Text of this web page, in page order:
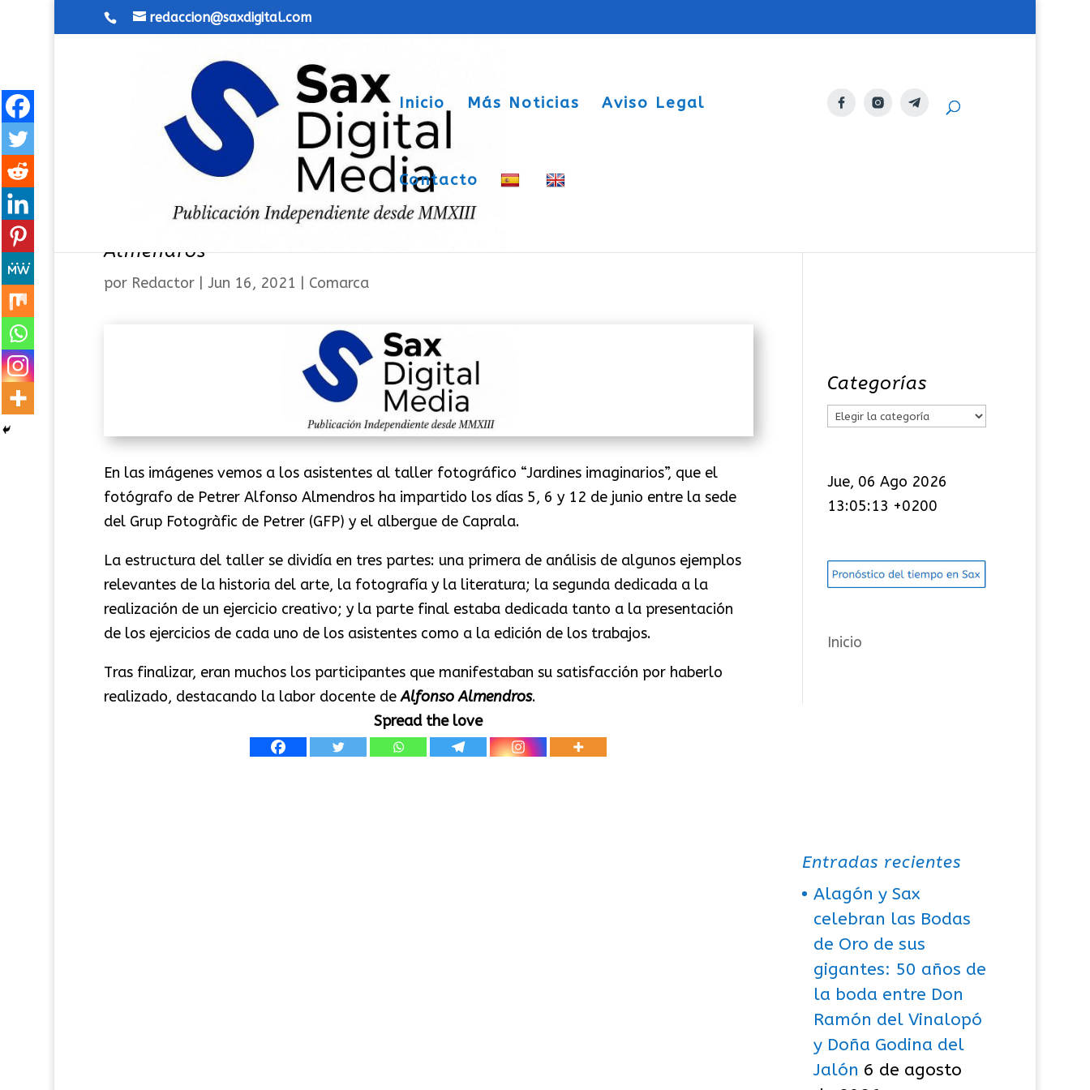
redaccion@saxdigital.com
Inicio Más Noticias Aviso Legal
Contacto
Finaliza el taller “Jardines imaginarios” a cargo de Alfonso
Almendros
por Redactor| Jun 16, 2021 Comarca
En las imágenes vemos a los asistentes al taller fotográfico “Jardines imaginarios”, que el
fotógrafo de Petrer Alfonso Almendros ha impartido los días 5, 6 y 12 de junio entre la sede
del Grup Fotogràfic de Petrer (GFP) y el albergue de Caprala.
La estructura del taller se dividía en tres partes: una primera de análisis de algunos ejemplos
relevantes de la historia del arte, la fotografía y la literatura; la segunda dedicada a la
realización de un ejercicio creativo; y la parte final estaba dedicada tanto a la presentación
de los ejercicios de cada uno de los asistentes como a la edición de los trabajos.
Tras finalizar, eran muchos los participantes que manifestaban su satisfacción por haberlo
realizado, destacando la labor docente deAlfonso Almendros.
Spread the love
Categorías
C
e
g
r
í
s
Jue, 06 Ago 2026
13:05:13 +0200
Inicio
Entradas recientes
Alagón y Sax
celebran las Bodas
de Oro de sus
gigantes: 50 años de
la boda entre Don
Ramón del Vinalopó
y Doña Godina del
Jalón 6 de agosto